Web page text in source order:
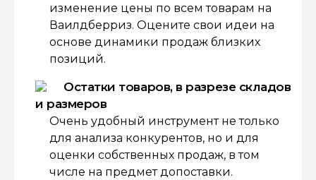
изменение цены по всем товарам на
Ваилдберриз. Оцените свои идеи на
основе динамики продаж близких
позиций.
Остатки товаров, в разрезе складов
и размеров
Очень удобный инструмент не только
для анализа конкурентов, но и для
оценки собственных продаж, в том
числе на предмет допоставки.